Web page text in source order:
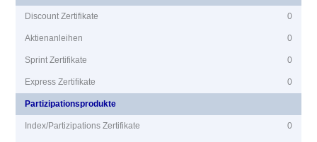
Discount Zertifikate 0
Aktienanleihen 0
Sprint Zertifikate 0
Express Zertifikate 0
Partizipationsprodukte
Index/Partizipations Zertifikate 0